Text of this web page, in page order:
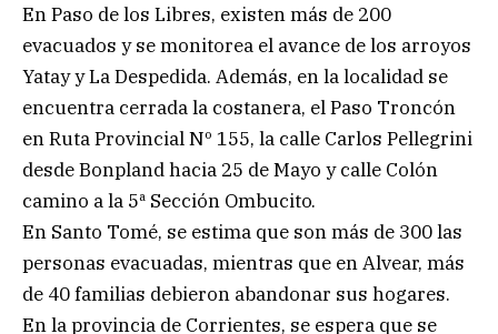
En Paso de los Libres, existen más de 200
evacuados y se monitorea el avance de los arroyos
Yatay y La Despedida. Además, en la localidad se
encuentra cerrada la costanera, el Paso Troncón
en Ruta Provincial Nº 155, la calle Carlos Pellegrini
desde Bonpland hacia 25 de Mayo y calle Colón
camino a la 5ª Sección Ombucito.
En Santo Tomé, se estima que son más de 300 las
personas evacuadas, mientras que en Alvear, más
de 40 familias debieron abandonar sus hogares.
En la provincia de Corrientes, se espera que se